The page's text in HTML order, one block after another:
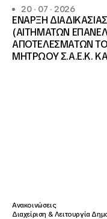
20 · 07 · 2026
ΕΝΑΡΞΗ
(ΑΙΤΗΜΑΤΩΝ
ΑΠΟΤΕΛΕΣΜΑΤΩΝ
ΜΗΤΡΩΟΥ Σ.Α.Ε.Κ.
Ανακοινώσεις
Διαχείριση & Λειτουργία